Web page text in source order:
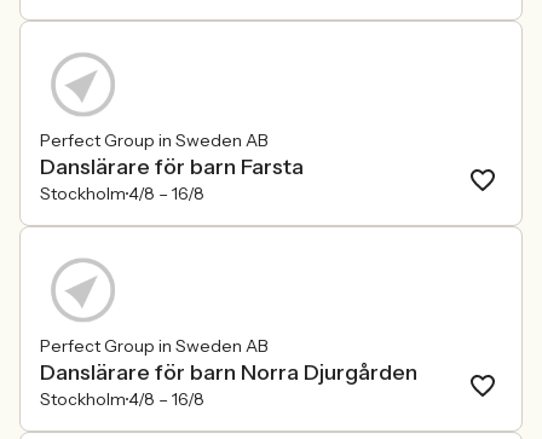
Perfect Group in Sweden AB
Danslärare för barn Farsta
Stockholm4/8 – 16/8
Perfect Group in Sweden AB
Danslärare för barn Norra Djurgården
Stockholm4/8 – 16/8